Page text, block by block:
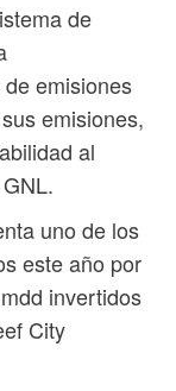
de
emisiones
emisiones,
al
uno de los
este año por
invertidos
City